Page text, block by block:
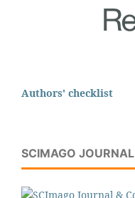
Authors' checklist
SCIMAGO